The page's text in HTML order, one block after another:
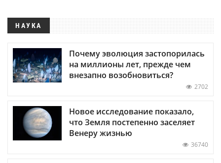
НАУКА
Почему эволюция застопорилась
на миллионы лет, прежде чем
внезапно возобновиться?
2702
Новое исследование показало,
что Земля постепенно заселяет
Венеру жизнью
36740